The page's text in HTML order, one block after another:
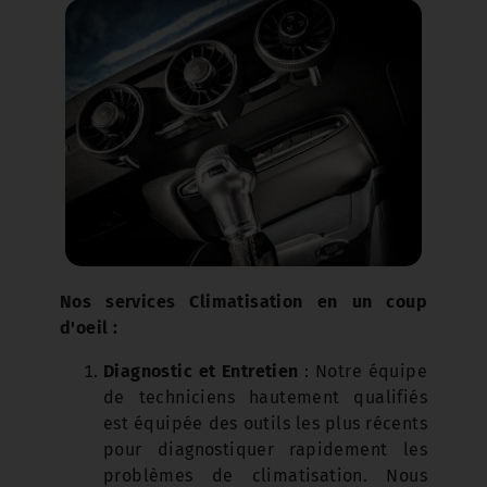
Nos services Climatisation en un coup
d'oeil :
Diagnostic et Entretien : Notre équipe
de techniciens hautement qualifiés
est équipée des outils les plus récents
pour diagnostiquer rapidement les
problèmes de climatisation. Nous